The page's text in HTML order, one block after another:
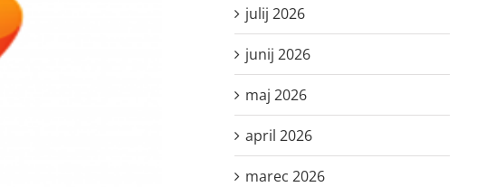
julij 2026
junij 2026
maj 2026
april 2026
marec 2026